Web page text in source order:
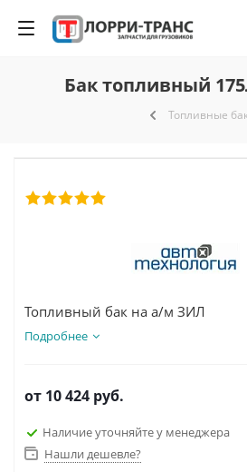
Бак топливный
Топливные
Топливный бак на а/м ЗИЛ
Подробнее
от 10 424 руб.
Наличие уточняйте у менеджера
Нашли дешевле?